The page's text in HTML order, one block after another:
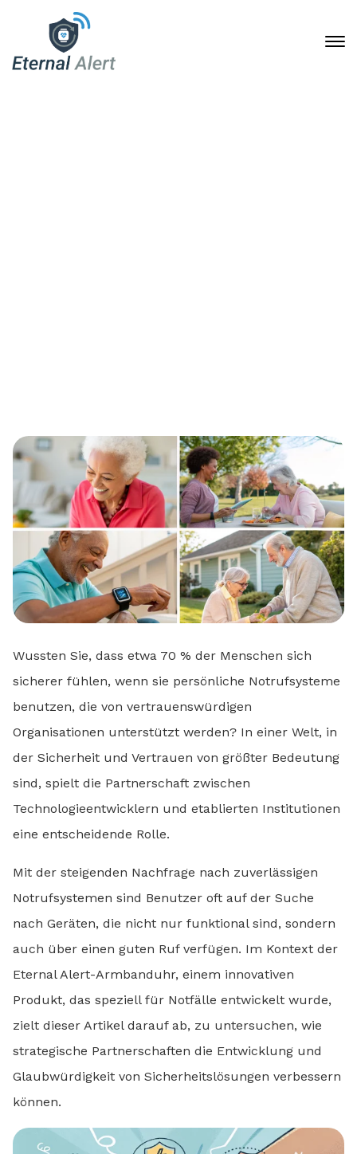
Wussten Sie, dass etwa 70 % der Menschen sich
sicherer fühlen, wenn sie persönliche Notrufsysteme
benutzen, die von vertrauenswürdigen
Organisationen unterstützt werden? In einer Welt, in
der Sicherheit und Vertrauen von größter Bedeutung
sind, spielt die Partnerschaft zwischen
Technologieentwicklern und etablierten Institutionen
eine entscheidende Rolle.
Mit der steigenden Nachfrage nach zuverlässigen
Notrufsystemen sind Benutzer oft auf der Suche
nach Geräten, die nicht nur funktional sind, sondern
auch über einen guten Ruf verfügen. Im Kontext der
Eternal Alert-Armbanduhr, einem innovativen
Produkt, das speziell für Notfälle entwickelt wurde,
zielt dieser Artikel darauf ab, zu untersuchen, wie
strategische Partnerschaften die Entwicklung und
Glaubwürdigkeit von Sicherheitslösungen verbessern
können.